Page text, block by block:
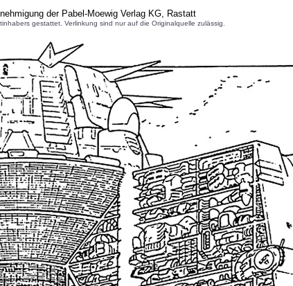
der Pabel-Moewig Verlag KG, Rastatt
gestattet. Verlinkung sind nur auf die Originalquelle zulässig.